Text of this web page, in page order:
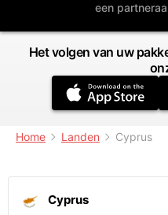
een
Het volgen van uw
Home Landen Cyprus
Cyprus